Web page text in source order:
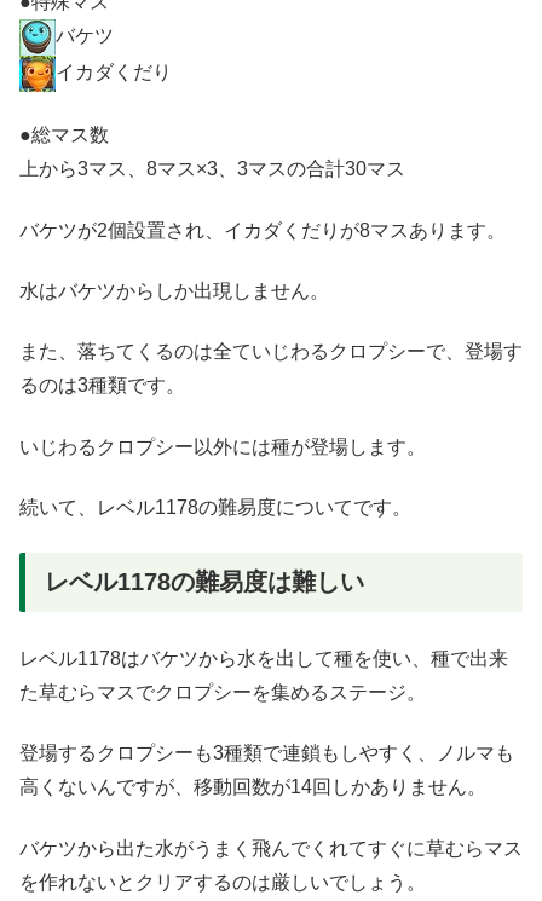
バケツ
イカダくだり
●総マス数
上から3マス、8マス×3、3マスの合計30マス
バケツが2個設置され、イカダくだりが8マスあります。
水はバケツからしか出現しません。
また、落ちてくるのは全ていじわるクロプシーで、登場す
るのは3種類です。
いじわるクロプシー以外には種が登場します。
続いて、レベル1178の難易度についてです。
レベル1178の難易度は難しい
レベル1178はバケツから水を出して種を使い、種で出来
た草むらマスでクロプシーを集めるステージ。
登場するクロプシーも3種類で連鎖もしやすく、ノルマも
高くないんですが、移動回数が14回しかありません。
バケツから出た水がうまく飛んでくれてすぐに草むらマス
を作れないとクリアするのは厳しいでしょう。